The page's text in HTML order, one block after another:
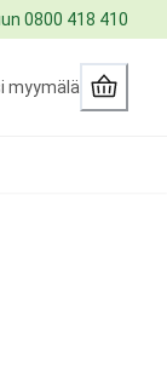
0800 418 410
myymälä